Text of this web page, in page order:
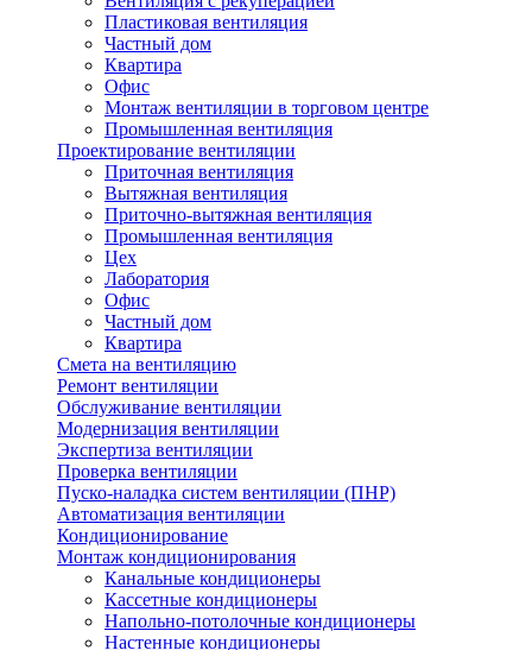
Пластиковая вентиляция
Частный дом
Квартира
Офис
Монтаж вентиляции в торговом центре
Промышленная вентиляция
Проектирование вентиляции
Приточная вентиляция
Вытяжная вентиляция
Приточно-вытяжная вентиляция
Промышленная вентиляция
Цех
Лаборатория
Офис
Частный дом
Квартира
Смета на вентиляцию
Ремонт вентиляции
Обслуживание вентиляции
Модернизация вентиляции
Экспертиза вентиляции
Проверка вентиляции
Пуско-наладка систем вентиляции (ПНР)
Автоматизация вентиляции
Кондиционирование
Монтаж кондиционирования
Канальные кондиционеры
Кассетные кондиционеры
Напольно-потолочные кондиционеры
Настенные кондиционеры